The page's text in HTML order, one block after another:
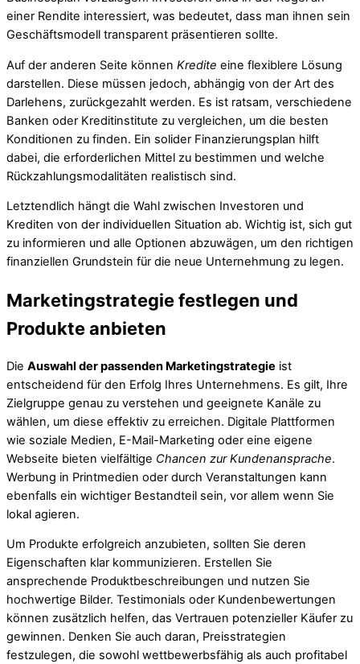
einer Rendite interessiert, was bedeutet, dass man ihnen sein
Geschäftsmodell transparent präsentieren sollte.
Auf der anderen Seite können Kredite eine flexiblere Lösung
darstellen. Diese müssen jedoch, abhängig von der Art des
Darlehens, zurückgezahlt werden. Es ist ratsam, verschiedene
Banken oder Kreditinstitute zu vergleichen, um die besten
Konditionen zu finden. Ein solider Finanzierungsplan hilft
dabei, die erforderlichen Mittel zu bestimmen und welche
Rückzahlungsmodalitäten realistisch sind.
Letztendlich hängt die Wahl zwischen Investoren und
Krediten von der individuellen Situation ab. Wichtig ist, sich gut
zu informieren und alle Optionen abzuwägen, um den richtigen
finanziellen Grundstein für die neue Unternehmung zu legen.
Marketingstrategie festlegen und
Produkte anbieten
Die Auswahl der passenden Marketingstrategie ist
entscheidend für den Erfolg Ihres Unternehmens. Es gilt, Ihre
Zielgruppe genau zu verstehen und geeignete Kanäle zu
wählen, um diese effektiv zu erreichen. Digitale Plattformen
wie soziale Medien, E-Mail-Marketing oder eine eigene
Webseite bieten vielfältige Chancen zur Kundenansprache.
Werbung in Printmedien oder durch Veranstaltungen kann
ebenfalls ein wichtiger Bestandteil sein, vor allem wenn Sie
lokal agieren.
Um Produkte erfolgreich anzubieten, sollten Sie deren
Eigenschaften klar kommunizieren. Erstellen Sie
ansprechende Produktbeschreibungen und nutzen Sie
hochwertige Bilder. Testimonials oder Kundenbewertungen
können zusätzlich helfen, das Vertrauen potenzieller Käufer zu
gewinnen. Denken Sie auch daran, Preisstrategien
festzulegen, die sowohl wettbewerbsfähig als auch profitabel